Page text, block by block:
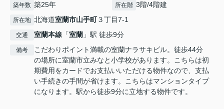
築年数 築25年 所在階 3階/4階建
所在地 北海道室蘭市山手町３丁目7-1
交通 室蘭本線 「室蘭 」駅 徒歩9分
備考
こだわりポイント満載の室蘭ナラサキビル。徒歩44分
の場所に室蘭市立みなと小学校があります。こちらは初
期費用をカードでお支払いいただける物件なので、支払
い手続きの手間が省けます。こちらはマンションタイプ
になります。駅から徒歩9分に立地する物件です。